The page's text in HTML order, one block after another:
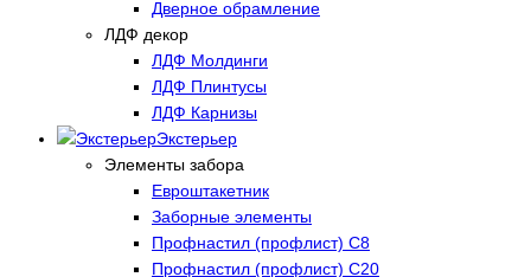
Дверное обрамление
ЛДФ декор
ЛДФ Молдинги
ЛДФ Плинтусы
ЛДФ Карнизы
Экстерьер
Элементы забора
Евроштакетник
Заборные элементы
Профнастил (профлист) С8
Профнастил (профлист) С20